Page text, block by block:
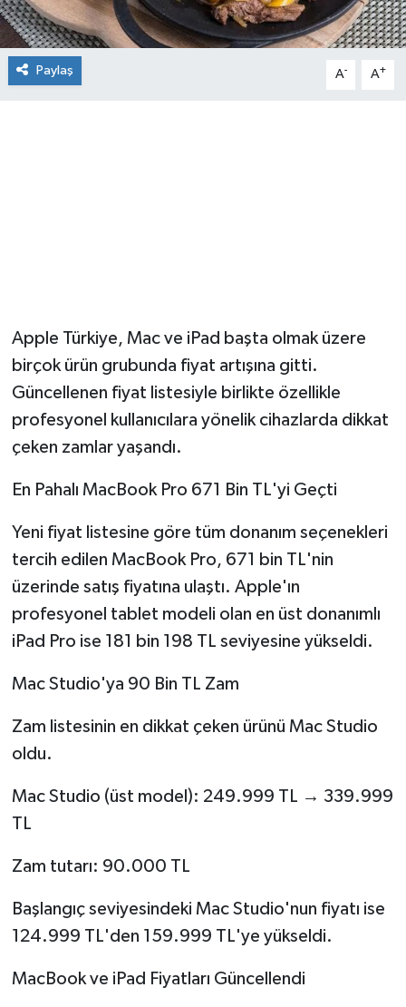
Paylaş A- A+
Apple Türkiye, Mac ve iPad başta olmak üzere
birçok ürün grubunda fiyat artışına gitti.
Güncellenen fiyat listesiyle birlikte özellikle
profesyonel kullanıcılara yönelik cihazlarda dikkat
çeken zamlar yaşandı.
En Pahalı MacBook Pro 671 Bin TL'yi Geçti
Yeni fiyat listesine göre tüm donanım seçenekleri
tercih edilen MacBook Pro, 671 bin TL'nin
üzerinde satış fiyatına ulaştı. Apple'ın
profesyonel tablet modeli olan en üst donanımlı
iPad Pro ise 181 bin 198 TL seviyesine yükseldi.
Mac Studio'ya 90 Bin TL Zam
Zam listesinin en dikkat çeken ürünü Mac Studio
oldu.
Mac Studio (üst model): 249.999 TL → 339.999
TL
Zam tutarı: 90.000 TL
Başlangıç seviyesindeki Mac Studio'nun fiyatı ise
124.999 TL'den 159.999 TL'ye yükseldi.
MacBook ve iPad Fiyatları Güncellendi